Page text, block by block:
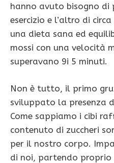
hanno avuto bisogno di
esercizio e l’altro di
una dieta sana ed
mossi con una velocità
superavano 9i 5 minuti.
Non è tutto, il primo
sviluppato la presenza
Come sappiamo i cibi
contenuto di zuccheri
per il nostro corpo.
di noi, partendo